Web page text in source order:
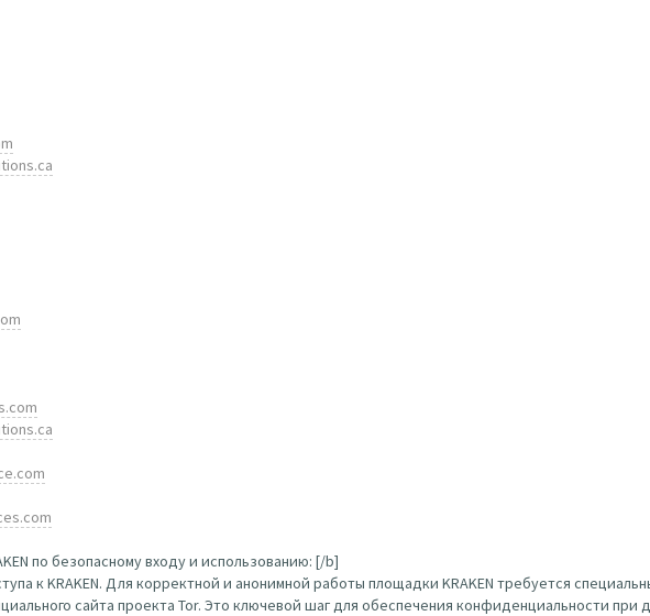
по безопасному входу и использованию: [/b]
к KRAKEN. Для корректной и анонимной работы площадки KRAKEN требуется
сайта проекта Tor. Это ключевой шаг для обеспечения конфиденциальности при